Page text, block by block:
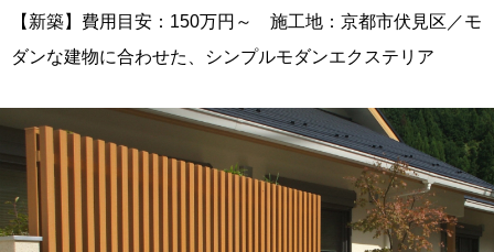
【新築】費用目安：150万円～ 施工地：京都市伏見区／モ
ダンな建物に合わせた、シンプルモダンエクステリア